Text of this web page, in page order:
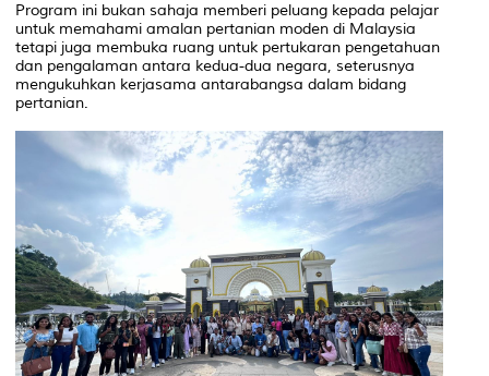
Program ini bukan sahaja memberi peluang kepada pelajar
untuk memahami amalan pertanian moden di Malaysia
tetapi juga membuka ruang untuk pertukaran pengetahuan
dan pengalaman antara kedua-dua negara, seterusnya
mengukuhkan kerjasama antarabangsa dalam bidang
pertanian.